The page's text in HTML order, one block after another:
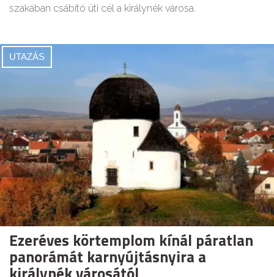
szakában csábító úti cél a királynék városa.
UTAZÁS
Ezeréves körtemplom kínál páratlan
panorámát karnyújtásnyira a